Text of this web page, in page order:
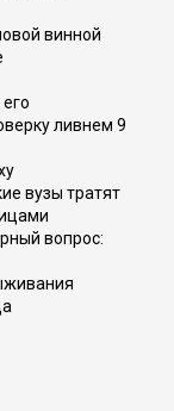
винной
ливнем 9
вузы тратят
вопрос: